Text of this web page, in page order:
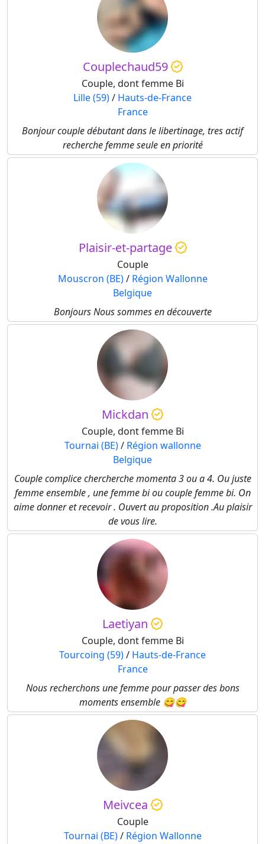
Couplechaud59
Couple, dont femme Bi
Lille (59)/ Hauts-de-France
France
Bonjour couple débutant dans le libertinage, tres actif
recherche femme seule en priorité
Plaisir-et-partage
Couple
Mouscron (BE)/ Région Wallonne
Belgique
Bonjours Nous sommes en découverte
Mickdan
Couple, dont femme Bi
Tournai (BE)/ Région wallonne
Belgique
Couple complice chercherche momenta 3 ou a 4. Ou juste
femme ensemble , une femme bi ou couple femme bi. On
aime donner et recevoir . Ouvert au proposition .Au plaisir
de vous lire.
Laetiyan
Couple, dont femme Bi
Tourcoing (59)/ Hauts-de-France
France
Nous recherchons une femme pour passer des bons
moments ensemble 😋😋
Meivcea
Couple
Tournai (BE)/ Région Wallonne